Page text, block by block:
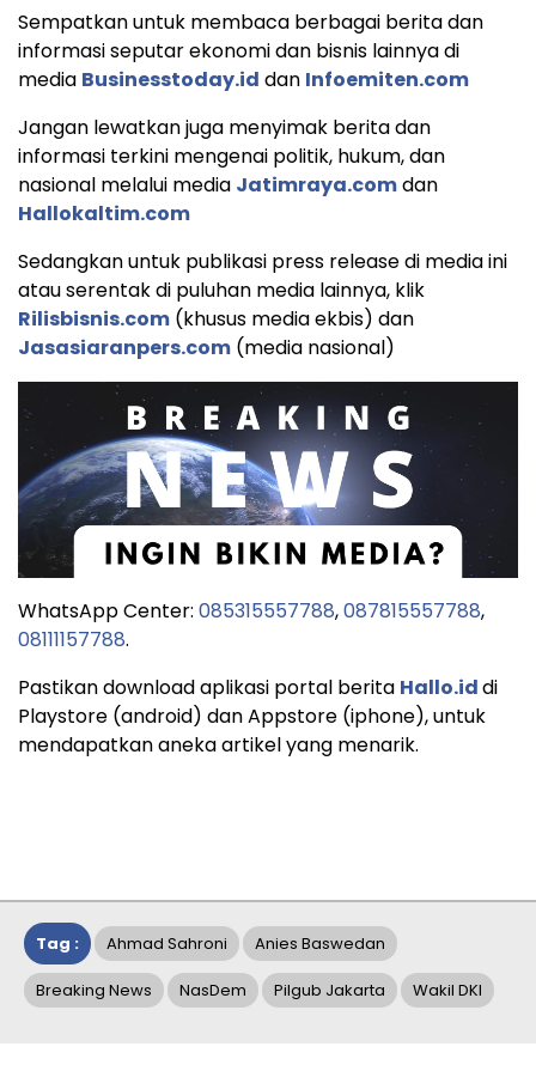
Sempatkan untuk membaca berbagai berita dan
informasi seputar ekonomi dan bisnis lainnya di
media Businesstoday.id dan Infoemiten.com
Jangan lewatkan juga menyimak berita dan
informasi terkini mengenai politik, hukum, dan
nasional melalui media Jatimraya.comdan
Hallokaltim.com
Sedangkan untuk publikasi press release di media ini
atau serentak di puluhan media lainnya, klik
Rilisbisnis.com (khusus media ekbis) dan
Jasasiaranpers.com (media nasional)
WhatsApp Center: 085315557788,087815557788,
08111157788.
Pastikan download aplikasi portal berita Hallo.iddi
Playstore (android) dan Appstore (iphone), untuk
mendapatkan aneka artikel yang menarik.
Tag : Ahmad Sahroni Anies Baswedan
Breaking News NasDem Pilgub Jakarta Wakil DKI